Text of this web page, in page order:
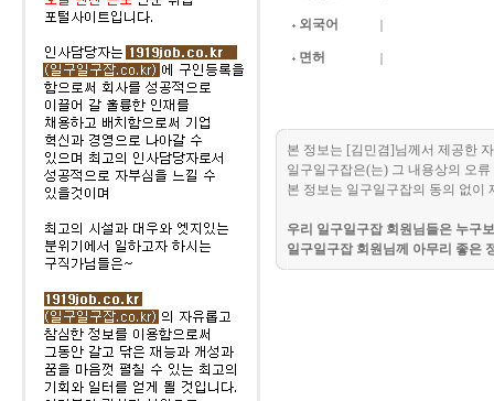
외국어
면허
본 정보는 [김민겸]님께서 제공한
일구일구잡은(는) 그 내용상의 오
본 정보는 일구일구잡의 동의 없이
우리 일구일구잡 회원님들은 누구
일구일구잡 회원님께 아무리 좋은